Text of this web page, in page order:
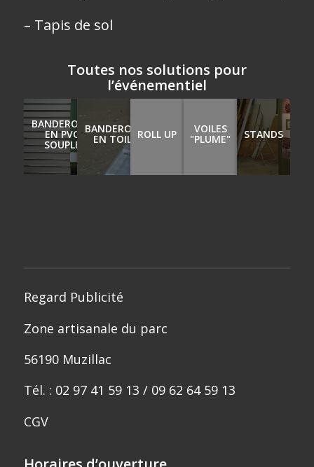
– Tapis de sol
Toutes nos solutions pour
l’événementiel
BANDEROLES
EN PVC
SOUPLE
BANDEROLES
EN TOILE ROLL UP VOILES
"PLUME" STANDS
Regard Publicité
Zone artisanale du parc
56190 Muzillac
Tél. : 02 97 41 59 13 / 09 62 64 59 13
CGV